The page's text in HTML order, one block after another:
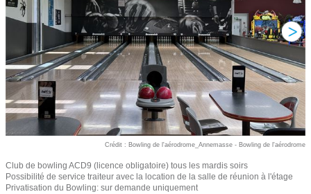
Crédit : Bowling de l'aérodrome_Annemasse - Bowling de l'aérodrome
Club de bowling ACD9 (licence obligatoire) tous les mardis soirs
Possibilité de service traiteur avec la location de la salle de réunion à l'étage
Privatisation du Bowling: sur demande uniquement